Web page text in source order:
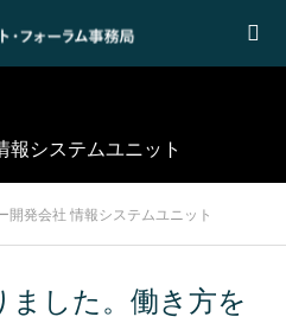
報システムユニット
開発会社 情報システムユニット
ました。働き方を